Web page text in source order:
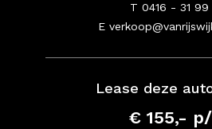
T 0416 - 31 99
E
Lease deze
€ 155,-